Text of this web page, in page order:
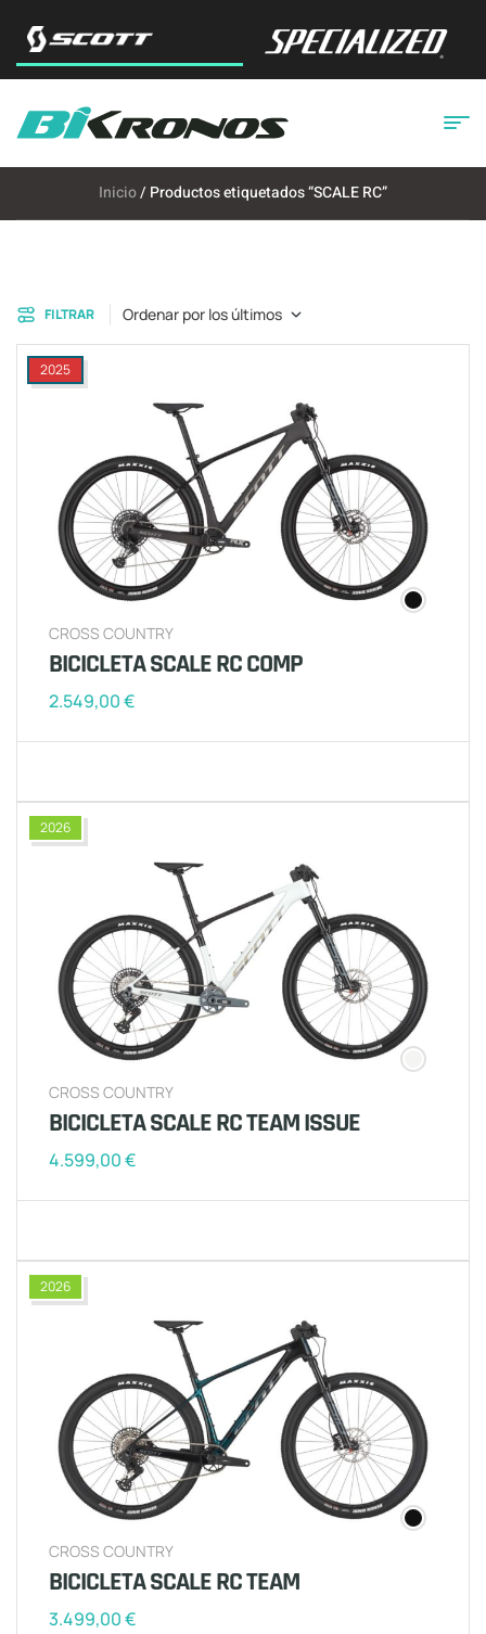
Inicio/ Productos etiquetados “SCALE RC”
FILTRAR Ordenar por los últimos
2025
CROSS COUNTRY
BICICLETA SCALE RC COMP
2.549,00€
2026
CROSS COUNTRY
BICICLETA SCALE RC TEAM ISSUE
4.599,00€
2026
CROSS COUNTRY
BICICLETA SCALE RC TEAM
3.499,00€